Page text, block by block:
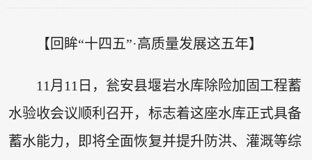
【回眸“十四五”·高质量发展这五年】
11月11日，瓮安县堰岩水库除险加固工程蓄
水验收会议顺利召开，标志着这座水库正式具备
蓄水能力，即将全面恢复并提升防洪、灌溉等综